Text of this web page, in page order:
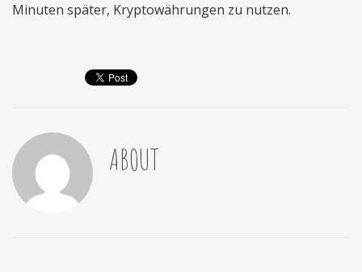
Minuten später, Kryptowährungen zu nutzen.
ABOUT